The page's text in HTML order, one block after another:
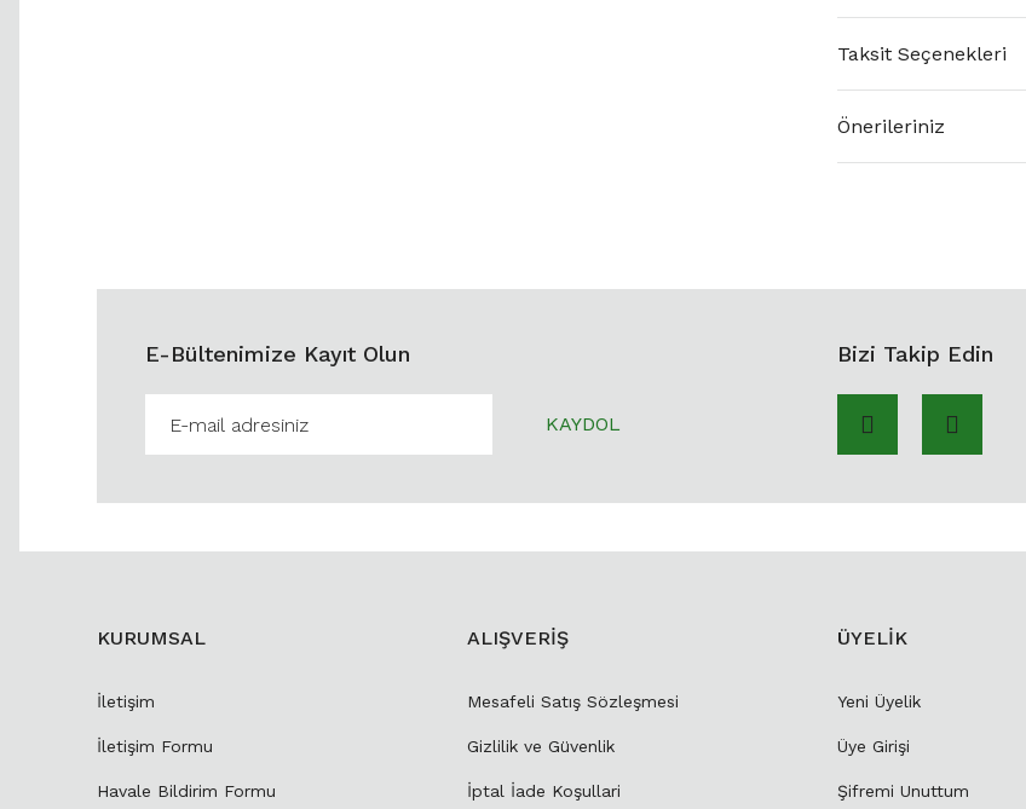
Taksit Seçenekleri
Önerileriniz
E-Bültenimize Kayıt Olun
KAYDOL
Bizi Takip Edin
KURUMSAL
İletişim
İletişim Formu
Havale Bildirim Formu
ALIŞVERİŞ
Mesafeli Satış Sözleşmesi
Gizlilik ve Güvenlik
İptal İade Koşullari
ÜYELİK
Yeni Üyelik
Üye Girişi
Şifremi Unuttum